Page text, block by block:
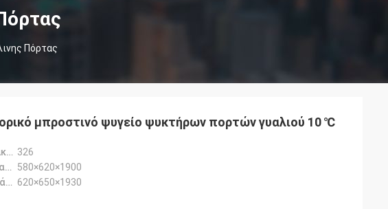
Απόσπασμα
Πόρτας
μπροστινό ψυγείο ψυκτήρων πορτών γυαλιού 10 ℃
Καθαρή δυναμικότητα-L: 326
Μονάδα διάσταση-χιλ.:
580×620×1900
Συσκευασία διάσταση-χιλ.: 620×650×1930